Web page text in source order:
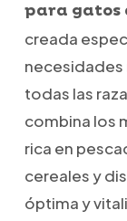
para gatos
creada
todas las
combina los
rica en
cereales y
óptima y